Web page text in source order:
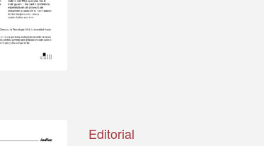
Editorial